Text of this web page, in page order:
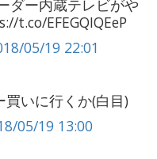
ダー内蔵テレビがや
t.co/EFEGQIQEeP
05/19 22:01
いに行くか(白目)
05/19 13:00